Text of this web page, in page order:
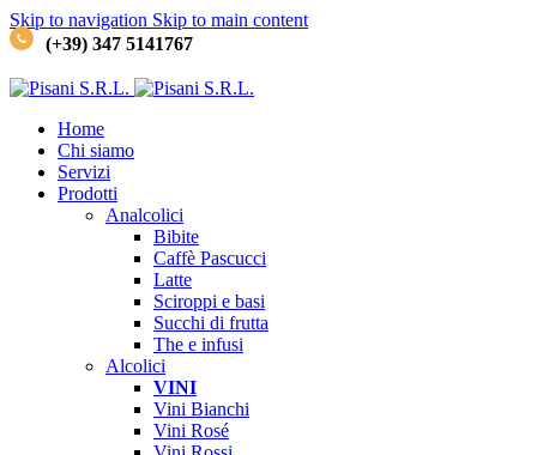
Skip to navigation Skip to main content
(+39) 347 5141767
Home
Chi siamo
Servizi
Prodotti
Analcolici
Bibite
Caffè Pascucci
Latte
Sciroppi e basi
Succhi di frutta
The e infusi
Alcolici
VINI
Vini Bianchi
Vini Rosé